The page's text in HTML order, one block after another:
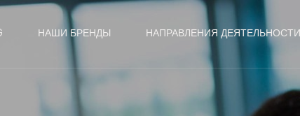
НАШИ БРЕНДЫ НАПРАВЛЕНИЯ ДЕЯТЕЛЬНОСТИ